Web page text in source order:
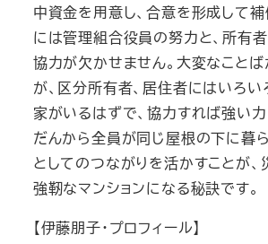
中資金を用意し、合意を形成して
には管理組合役員の努力と、所有
協力が欠かせません。大変なこと
が、区分所有者、居住者にはいろ
家がいるはずで、協力すれば強い力
だんから全員が同じ屋根の下に暮
としてのつながりを活かすことが
強靭なマンションになる秘訣です。
【伊藤朋子・プロフィール】